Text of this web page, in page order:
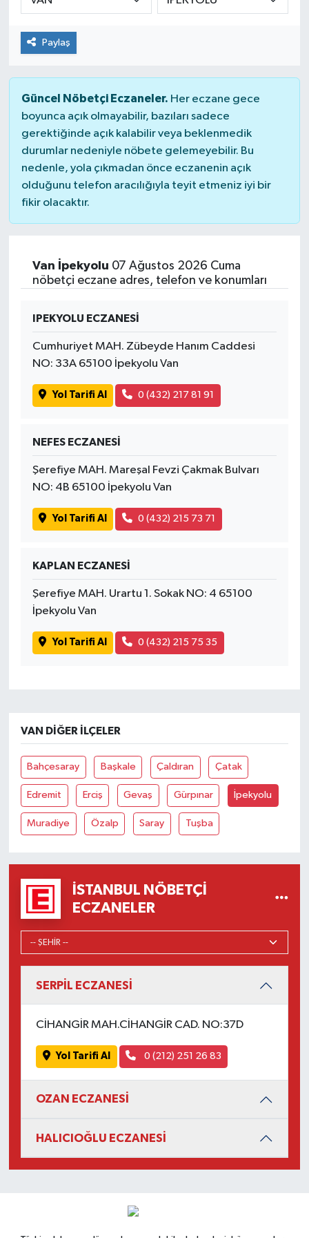
Paylaş
Güncel Nöbetçi Eczaneler. Her eczane gece
boyunca açık olmayabilir, bazıları sadece
gerektiğinde açık kalabilir veya beklenmedik
durumlar nedeniyle nöbete gelemeyebilir. Bu
nedenle, yola çıkmadan önce eczanenin açık
olduğunu telefon aracılığıyla teyit etmeniz iyi bir
fikir olacaktır.
Van İpekyolu 07 Ağustos 2026 Cuma
nöbetçi eczane adres, telefon ve konumları
IPEKYOLU ECZANESİ
Cumhuriyet MAH. Zübeyde Hanım Caddesi
NO: 33A 65100 İpekyolu Van
Yol Tarifi Al 0 (432) 217 81 91
NEFES ECZANESİ
Şerefiye MAH. Mareşal Fevzi Çakmak Bulvarı
NO: 4B 65100 İpekyolu Van
Yol Tarifi Al 0 (432) 215 73 71
KAPLAN ECZANESİ
Şerefiye MAH. Urartu 1. Sokak NO: 4 65100
İpekyolu Van
Yol Tarifi Al 0 (432) 215 75 35
VAN DIĞER İLÇELER
Bahçesaray Başkale Çaldıran Çatak
Edremit Erciş Gevaş Gürpınar İpekyolu
Muradiye Özalp Saray Tuşba
İSTANBUL NÖBETÇI
ECZANELER
SERPİL ECZANESİ
CİHANGİR MAH.CİHANGİR CAD. NO:37D
Yol Tarifi Al 0 (212) 251 26 83
OZAN ECZANESİ
HALICIOĞLU ECZANESİ